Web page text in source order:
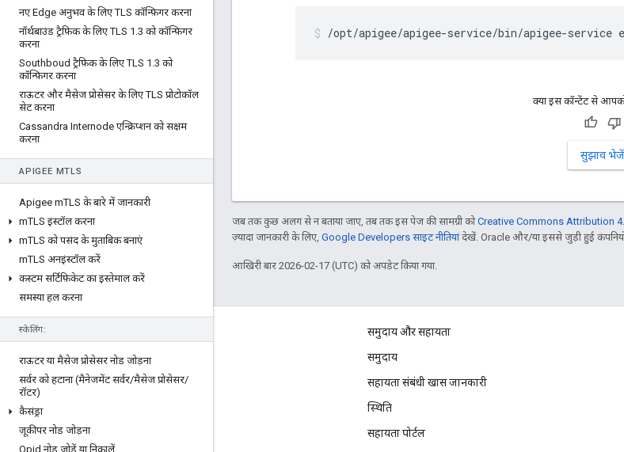
नए Edge अनुभव के लिए TLS कॉन्फ़िगर करना
नॉर्थबाउंड ट्रैफ़िक के लिए TLS 1 .3 को कॉन्फ़िगर
करना
Southboud ट्रैफ़िक के लिए TLS 1 .3 को
कॉन्फ़िगर करना
राऊटर और मैसेज प्रोसेसर के लिए TLS प्रोटोकॉल
सेट करना
Cassandra Internode एन्क्रिप्शन को सक्षम
करना
APIGEE MTLS
Apigee mTLS के बारे में जानकारी
mTLS इंस्टॉल करना
mTLS को पसंद के मुताबिक बनाएं
mTLS अनइंस्टॉल करें
कस्टम सर्टिफ़िकेट का इस्तेमाल करें
समस्या हल करना
स्केलिंग:
राऊटर या मैसेज प्रोसेसर नोड जोड़ना
सर्वर को हटाना (मैनेजमेंट सर्वर/मैसेज प्रोसेसर/
रॉटर)
कैसंड्रा
ज़ूकीपर नोड जोड़ना
Qpid नोड जोड़ें या निकालें
/opt/apigee/apigee-service/bin/apigee-service
क्या इस कॉन्टेंट से
सुझाव भेजें
जब तक कुछ अलग से न बताया जाए, तब तक इस पेज की सामग्री कोCreative Commons Attribution
ज़्यादा जानकारी के लिए, Google Developers साइट नीतियांदेखें. Oracle और/या इससे जुड़ी हुई कंपनियों
आखिरी बार 2026-02-17 (UTC) को अपडेट किया गया.
Apigee के बारे में
We're part of Google
इवेंट
पार्टनर
ई-किताबें और वेबकास्ट
समुदाय और सहायता
समुदाय
सहायता संबंधी खास जानकारी
स्थिति
सहायता पोर्टल